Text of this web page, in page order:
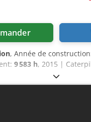
, Année de
9 583 h, 2015 |
d'occasion | 9583
possible à votre
d'expédition pour
dès maintenant
Paiement à la livraison